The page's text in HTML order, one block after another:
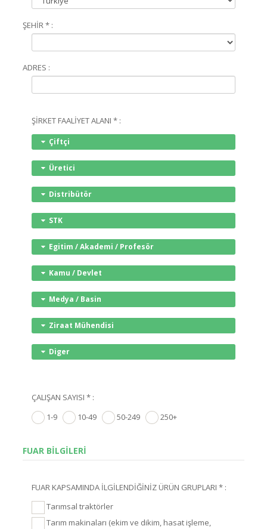
ŞEHİR * :
ADRES :
ŞİRKET FAALİYET ALANI * :
Çiftçi
Üretici
Distribütör
STK
Egitim / Akademi / Profesör
Kamu / Devlet
Medya / Basin
Ziraat Mühendisi
Diger
ÇALIŞAN SAYISI * :
1-9
10-49 50-249 250+
FUAR BİLGİLERİ
FUAR KAPSAMINDA İLGİLENDİĞİNİZ ÜRÜN GRUPLARI * :
Tarımsal traktörler
Tarım makinaları (ekim ve dikim, hasat işleme,